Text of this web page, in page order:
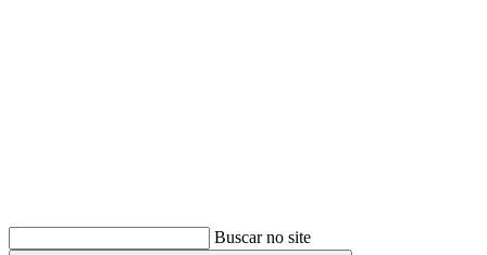
Buscar no site